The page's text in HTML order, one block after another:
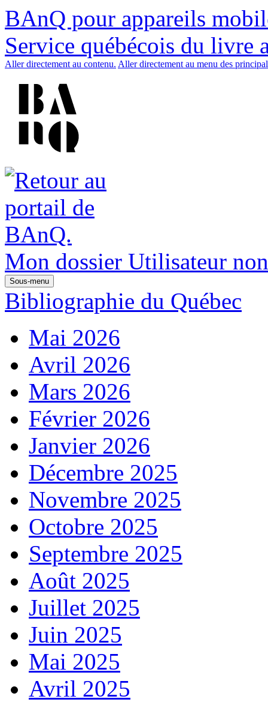
BAnQ pour appareils
Service québécois du livre
Aller directement au contenu. Aller directement au menu des
Mon dossier Utilisateur
Sous-menu
Bibliographie du Québec
Mai 2026
Avril 2026
Mars 2026
Février 2026
Janvier 2026
Décembre 2025
Novembre 2025
Octobre 2025
Septembre 2025
Août 2025
Juillet 2025
Juin 2025
Mai 2025
Avril 2025